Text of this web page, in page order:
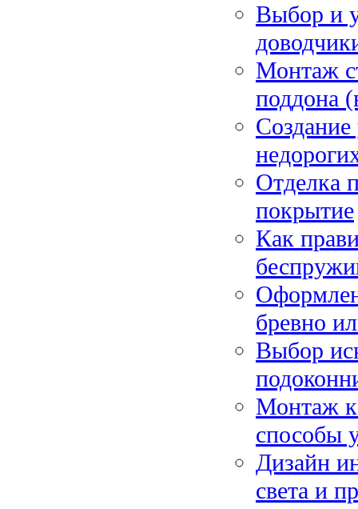
Выбор и
Монтаж
поддона
Отделка
покрытие
Как
бревно
Выбор
Монтаж
способы
Дизайн
света и